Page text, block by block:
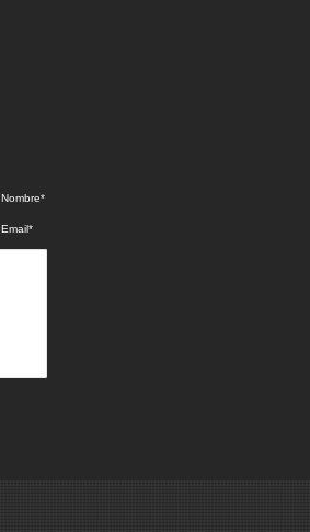
Nombre*
Email*